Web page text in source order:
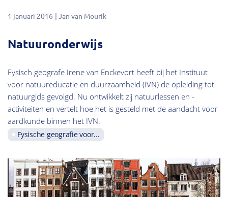
1 januari 2016 Jan van Mourik
Natuuronderwijs
Fysisch geografe Irene van Enckevort heeft bij het Instituut
voor natuureducatie en duurzaamheid (IVN) de opleiding tot
natuurgids gevolgd. Nu ontwikkelt zij natuurlessen en -
activiteiten en vertelt hoe het is gesteld met de aandacht voor
aardkunde binnen het IVN.
Fysische geografie voor...